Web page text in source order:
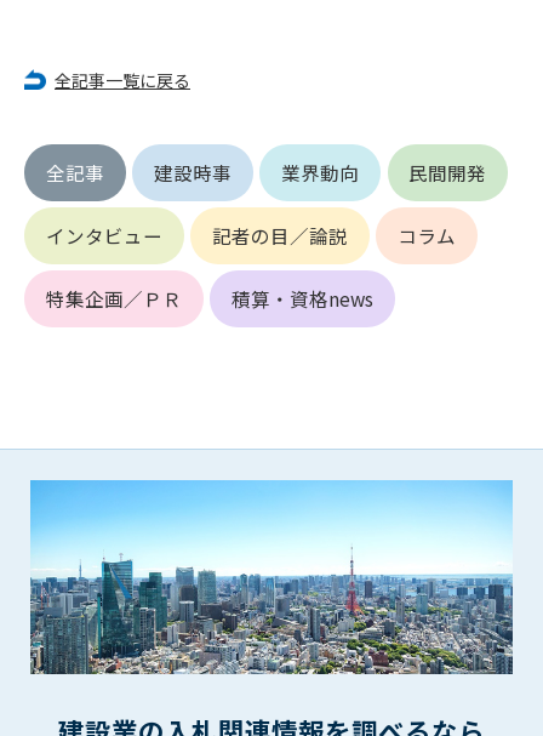
全記事一覧に戻る
全記事 建設時事 業界動向 民間開発
インタビュー 記者の目／論説 コラム
特集企画／ＰＲ 積算・資格news
(5) その他管理者が会員とすることを不適当と判断した場合
2. 管理者は承認後であっても承認した会員が前項の何れかに該
ます。
第5条（IDおよびパスワードの管理）
1. 会員は申込の際に管理者が発行したIDおよびパスワードの使
用および管理について責任を負うものとします。
2. 会員は、自己のIDおよびパスワードを、貸与、譲渡、売買、
その他形態を問わず、第三者に利用させることはできませ
第6条（会員の禁止事項）
1. 会員は建設資料館WEB上で以下の行為をしないものとしま
す。
(1) 第三者または管理者の著作権、その他知的所有権を侵害す
る行為
(2) 第三者または管理者の財産、プライバシー等を侵害する行
為
(3) 第三者または管理者を誹謗中傷する行為